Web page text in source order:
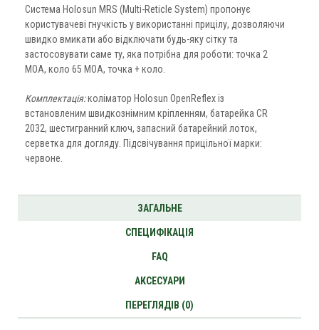
Система Holosun MRS (Multi-Reticle System) пропонує
користувачеві гнучкість у використанні прицілу, дозволяючи
швидко вмикати або відключати будь-яку сітку та
застосовувати саме ту, яка потрібна для роботи: точка 2
MOA, коло 65 MOA, точка + коло.
Комплектація:коліматор Holosun OpenReflex із
встановленим швидкознімним кріпленням, батарейка CR
2032, шестигранний ключ, запасний батарейний лоток,
серветка для догляду. Підсвічування прицільної марки:
червоне.
ЗАГАЛЬНЕ
СПЕЦИФІКАЦІЯ
FAQ
АКСЕСУАРИ
ПЕРЕГЛЯДІВ (0)